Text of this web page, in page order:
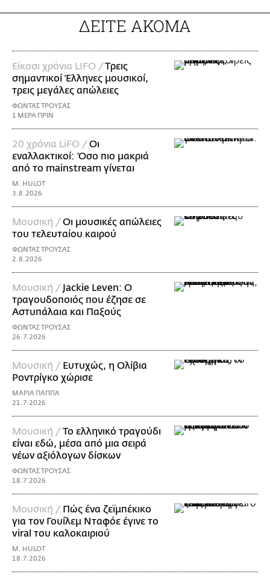
ΔΕΙΤΕ ΑΚΟΜΑ
Είκοσι χρόνια LIFO /Tρεις
σημαντικοί Έλληνες μουσικοί,
τρεις μεγάλες απώλειες
ΦΩΝΤΑΣ ΤΡΟΥΣΑΣ
1 ΜΕΡΑ ΠΡΙΝ
20 χρόνια LiFO /Οι
εναλλακτικοί: Όσο πιο μακριά
από το mainstream γίνεται
M. HULOT
3.8.2026
Μουσική /Οι μουσικές απώλειες
του τελευταίου καιρού
ΦΩΝΤΑΣ ΤΡΟΥΣΑΣ
2.8.2026
Μουσική / Jackie Leven: Ο
τραγουδοποιός που έζησε σε
Αστυπάλαια και Παξούς
ΦΩΝΤΑΣ ΤΡΟΥΣΑΣ
26.7.2026
Μουσική / Ευτυχώς, η Ολίβια
Ροντρίγκο χώρισε
ΜΑΡΙΑ ΠΑΠΠΑ
21.7.2026
Μουσική /Το ελληνικό τραγούδι
είναι εδώ, μέσα από μια σειρά
νέων αξιόλογων δίσκων
ΦΩΝΤΑΣ ΤΡΟΥΣΑΣ
18.7.2026
Μουσική / Πώς ένα ζεϊμπέκικο
για τον Γουίλεμ Νταφόε έγινε το
viral του καλοκαιριού
M. HULOT
18.7.2026